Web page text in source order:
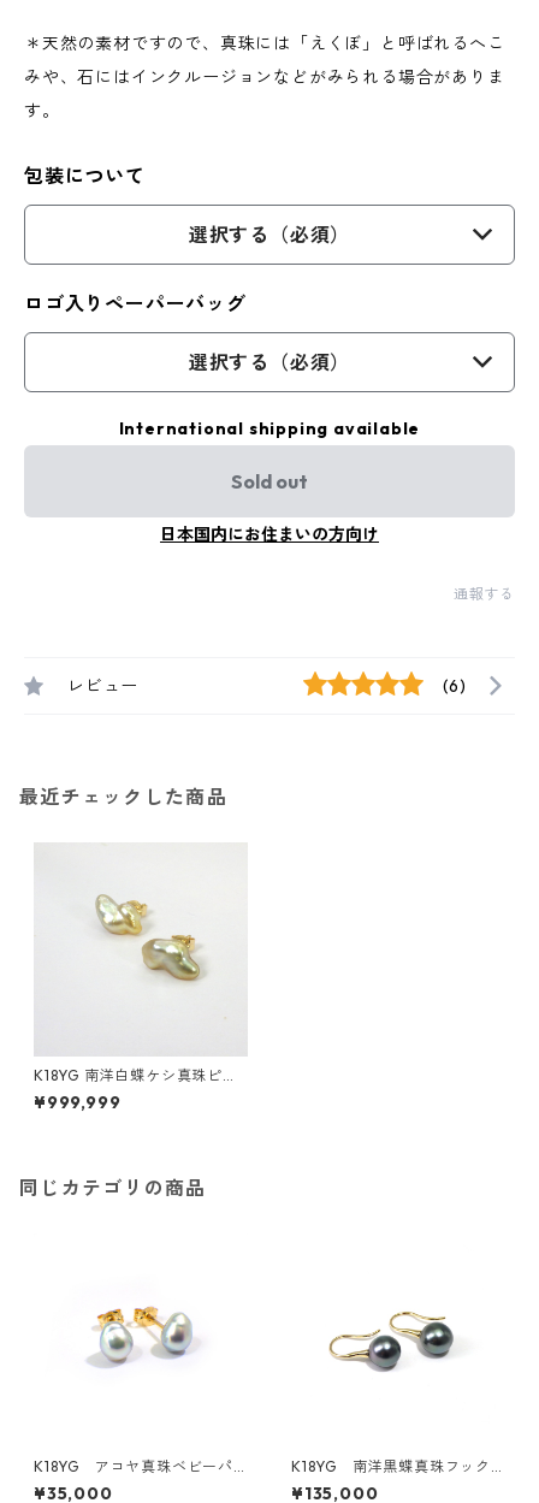
＊天然の素材ですので、真珠には「えくぼ」と呼ばれるへこ
みや、石にはインクルージョンなどがみられる場合がありま
す。
包装について
選択する（必須）
ロゴ入りペーパーバッグ
選択する（必須）
International shipping available
Sold out
日本国内にお住まいの方向け
通報する
レビュー (6)
最近チェックした商品
K18YG 南洋白蝶ケシ真珠ピア
ス（R50703）
¥999,999
同じカテゴリの商品
K18YG アコヤ真珠ベビーパ
ール無調色 スタッドピアス
¥35,000
K18YG 南洋黒蝶真珠フック
ピアス 9.0－9.5ｍｍ（KR80
¥135,000